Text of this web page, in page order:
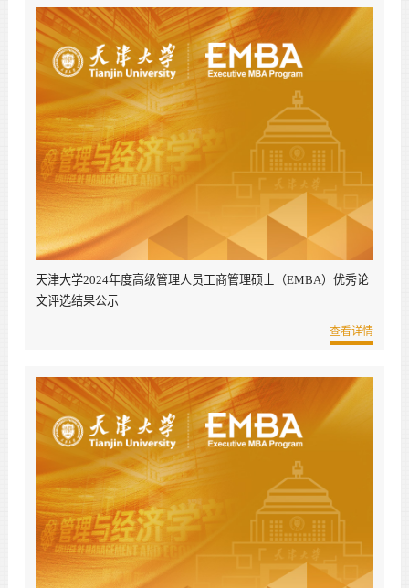
天津大学2024年度高级管理人员工商管理硕士（EMBA）优秀论
文评选结果公示
查看详情